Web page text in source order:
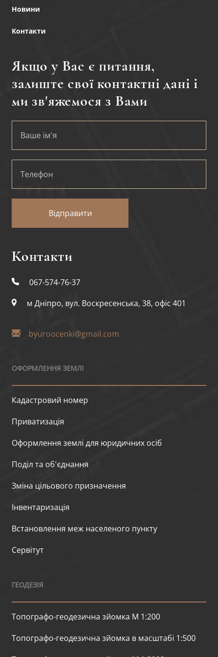
Новини
Контакти
Якщо у Вас є питання,
залиште свої контактні дані і
ми зв'яжемося з Вами
Відправити
Контакти
067-574-76-37
м Дніпро, вул. Воскресенська, 38, офіс 401
byuroocenki@gmail.com
ОФОРМЛЕННЯ ЗЕМЛІ
Кадастровий номер
Приватизація
Оформлення землі для юридичних осіб
Поділ та об'єднання
Зміна цільового призначення
Інвентаризація
Встановлення меж населеного пункту
Сервітут
ГЕОДЕЗІЯ
Топографо-геодезична зйомка М 1:200
Топографо-геодезична зйомка в масштабі 1:500